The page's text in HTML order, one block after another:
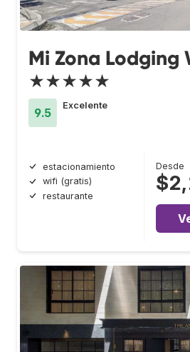
Mi Zona Lodging
★★★★★
9.5
Excelente
estacionamiento
wifi (gratis)
restaurante
Desde